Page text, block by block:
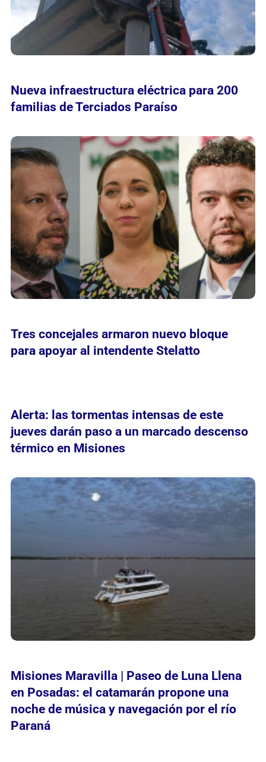
Nueva infraestructura eléctrica para 200
familias de Terciados Paraíso
Tres concejales armaron nuevo bloque
para apoyar al intendente Stelatto
Alerta: las tormentas intensas de este
jueves darán paso a un marcado descenso
térmico en Misiones
Misiones Maravilla | Paseo de Luna Llena
en Posadas: el catamarán propone una
noche de música y navegación por el río
Paraná